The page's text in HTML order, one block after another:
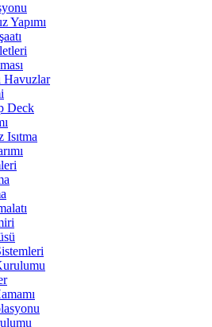
Yapımı
Havuzlar
Deck
Isıtma